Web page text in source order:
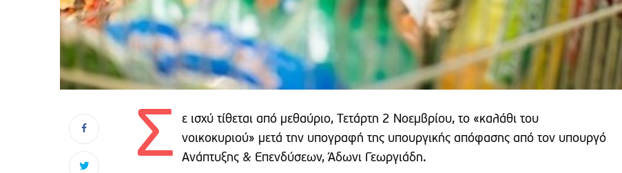
Σ
ε ισχύ τίθεται από μεθαύριο, Τετάρτη 2 Νοεμβρίου, το «καλάθι του
νοικοκυριού» μετά την υπογραφή της υπουργικής απόφασης από τον υπουργό
Ανάπτυξης & Επενδύσεων, Άδωνι Γεωργιάδη.